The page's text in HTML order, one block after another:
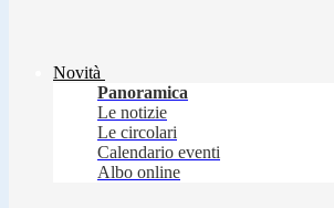
Novità
Panoramica
Le notizie
Le circolari
Calendario eventi
Albo online